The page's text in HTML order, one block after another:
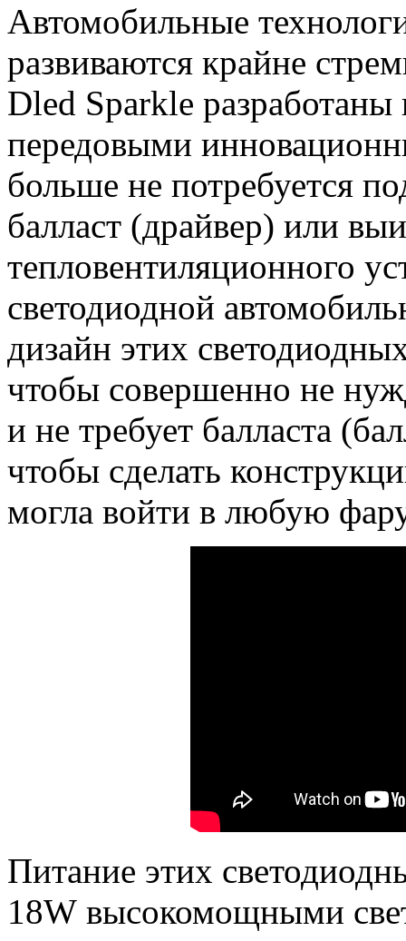
Автомобильные
развиваются крайне
Dled Sparkle
передовыми
больше не потребуется
балласт (драйвер) или
тепловентиляционного
светодиодной
дизайн этих
чтобы совершенно не
и не требует балласта
чтобы сделать
могла войти в любую
Питание этих
18W высокомощными